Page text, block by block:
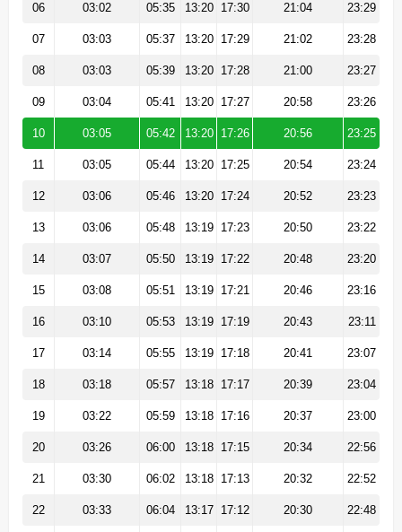
06 03:02 05:35 13:20 17:30 21:04 23:29
07 03:03 05:37 13:20 17:29 21:02 23:28
08 03:03 05:39 13:20 17:28 21:00 23:27
09 03:04 05:41 13:20 17:27 20:58 23:26
10 03:05 05:42 13:20 17:26 20:56 23:25
11 03:05 05:44 13:20 17:25 20:54 23:24
12 03:06 05:46 13:20 17:24 20:52 23:23
13 03:06 05:48 13:19 17:23 20:50 23:22
14 03:07 05:50 13:19 17:22 20:48 23:20
15 03:08 05:51 13:19 17:21 20:46 23:16
16 03:10 05:53 13:19 17:19 20:43 23:11
17 03:14 05:55 13:19 17:18 20:41 23:07
18 03:18 05:57 13:18 17:17 20:39 23:04
19 03:22 05:59 13:18 17:16 20:37 23:00
20 03:26 06:00 13:18 17:15 20:34 22:56
21 03:30 06:02 13:18 17:13 20:32 22:52
22 03:33 06:04 13:17 17:12 20:30 22:48